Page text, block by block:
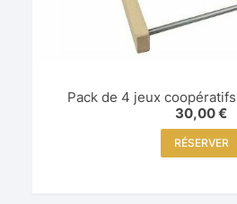
Pack de 4 jeux
30,00€
RÉSERVER